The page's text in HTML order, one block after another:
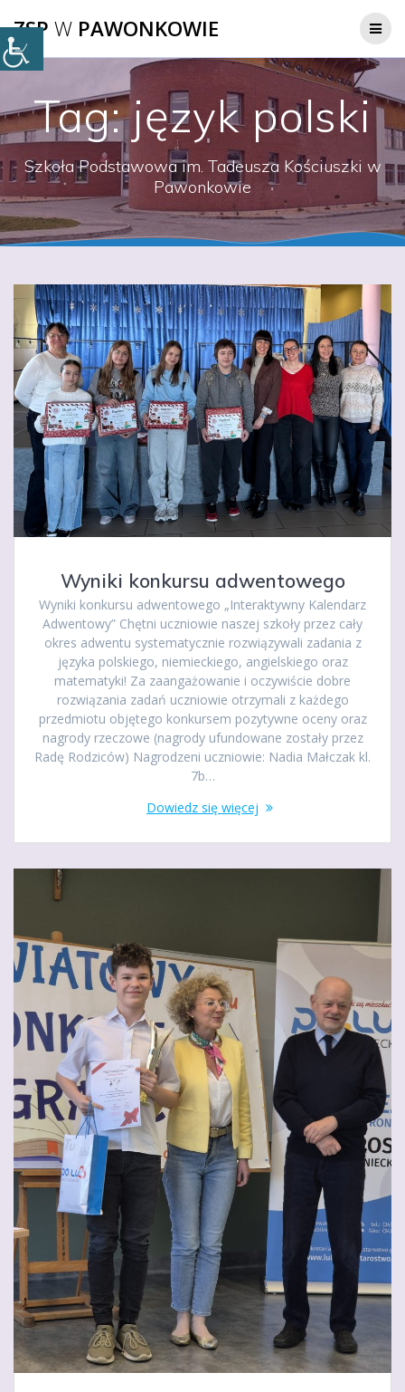
do
ZSP W PAWONKOWIE
Tag:język polski
Szkoła Podstawowa im. Tadeusza Kościuszki w
Pawonkowie
Wyniki konkursu adwentowego
Wyniki konkursu adwentowego „Interaktywny Kalendarz
Adwentowy” Chętni uczniowie naszej szkoły przez cały
okres adwentu systematycznie rozwiązywali zadania z
języka polskiego, niemieckiego, angielskiego oraz
matematyki! Za zaangażowanie i oczywiście dobre
rozwiązania zadań uczniowie otrzymali z każdego
przedmiotu objętego konkursem pozytywne oceny oraz
nagrody rzeczowe (nagrody ufundowane zostały przez
Radę Rodziców) Nagrodzeni uczniowie: Nadia Małczak kl.
7b…
Dowiedz się więcej